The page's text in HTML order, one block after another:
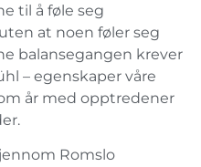
til å føle seg
at noen føler seg
balansegangen krever
– egenskaper våre
år med opptredener
Romslo